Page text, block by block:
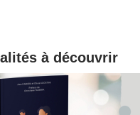
à découvrir